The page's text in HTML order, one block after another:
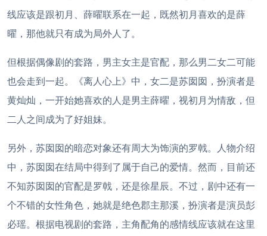
线应该是跟初月、薛曜联系在一起，既然初月喜欢的是薛
曜，那他就只有成为局外人了。
但根据偶像剧的套路，男主女主是官配，那么男二女二可能
也会走到一起。《离人心上》中，女二是苏囡囡，扮演者是
黄灿灿，一开始她喜欢的人是男主薛曜，视初月为情敌，但
二人之间成为了好姐妹。
另外，苏囡囡的暗恋对象还有周大为饰演的罗戟。人物介绍
中，苏囡囡在结局中得到了属于自己的爱情。然而，目前还
不知苏囡囡的官配是罗戟，还是徐星辰。不过，剧中还有一
个不错的女性角色，她就是绝色郡主那溪，扮演者是演员彭
必瑶。根据电视剧的套路，主角配角的感情线应该就在这里